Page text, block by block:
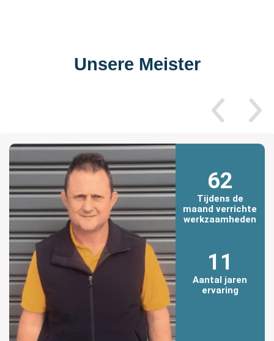
Unsere Meister
62
Tijdens de
maand verrichte
werkzaamheden
11
Aantal jaren
ervaring